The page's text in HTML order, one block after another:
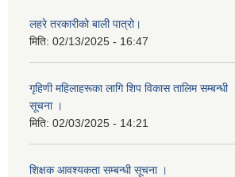
लहरे तरकारीको बाली पात्रो।
मिति: 02/13/2025 - 16:47
गृहिणी महिलाहरूका लागि शिप विकास तालिम सम्बन्धी
सूचना ‌।
मिति: 02/03/2025 - 14:21
शिक्षक आवश्यकता सम्बन्धी सूचना ।